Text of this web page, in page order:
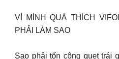
VÌ MÌNH QUÁ THÍCH
PHẢI LÀM SAO
Sao phải tốn công quẹt trái